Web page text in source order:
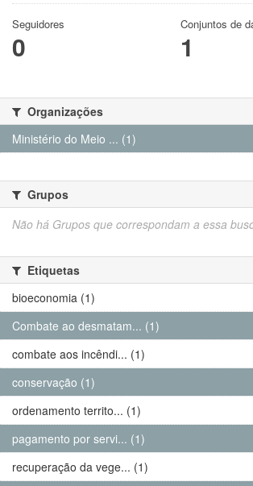
Seguidores
0
Conjuntos de
1
Organizações
Ministério do Meio ... (1)
Grupos
Não há Grupos que correspondam a essa
Etiquetas
bioeconomia (1)
Combate ao desmatam... (1)
combate aos incêndi... (1)
conservação (1)
ordenamento territo... (1)
pagamento por servi... (1)
recuperação da vege... (1)